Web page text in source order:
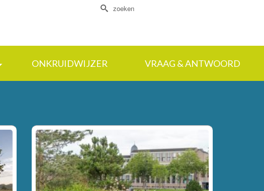
Zoek
ONKRUIDWIJZER VRAAG & ANTWOORD